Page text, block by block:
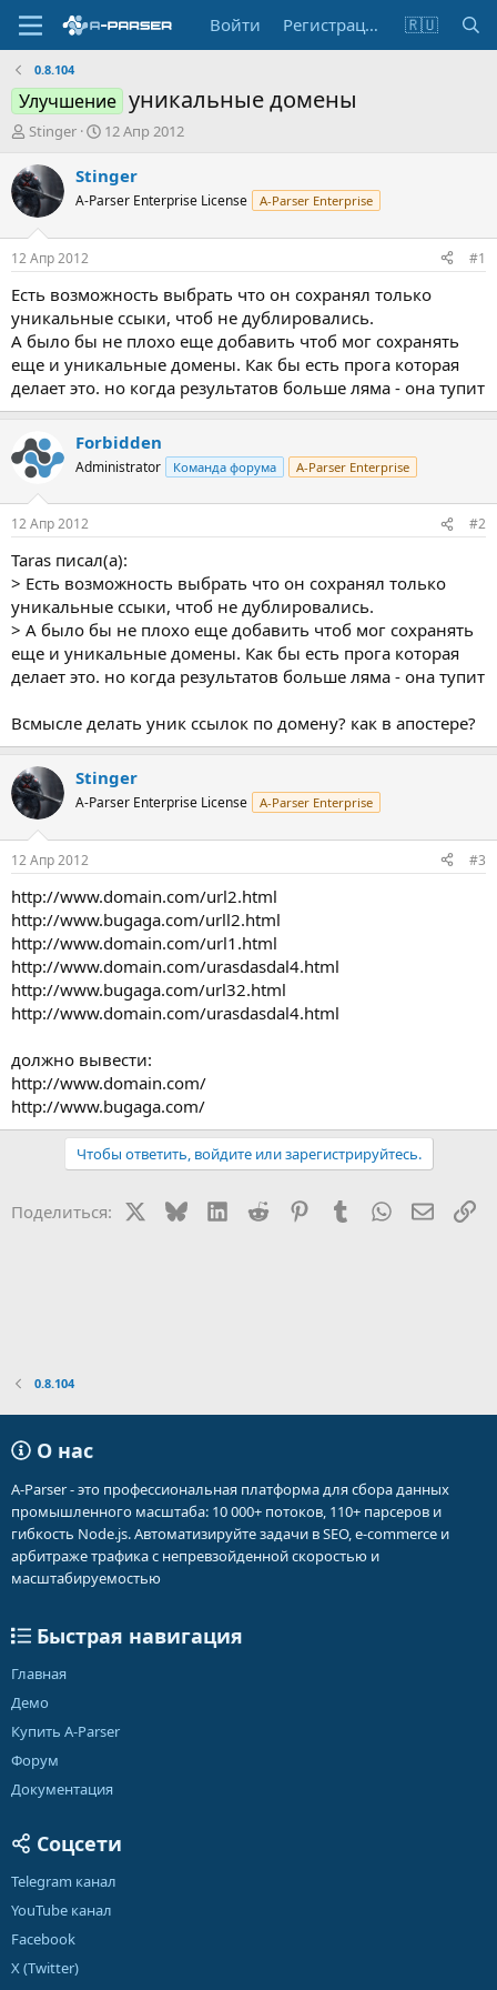
Войти Регистрация 🇷🇺
0.8.104
Улучшение уникальные домены
А
т
о
р
т
е
м
ы
Stinger
Д
т
а
н
а
л
12 Апр 2012
Stinger
A-Parser Enterprise License A-Parser Enterprise
12 Апр 2012 #1
Есть возможность выбрать что он сохранял только
уникальные ссыки, чтоб не дублировались.
А было бы не плохо еще добавить чтоб мог сохранять
еще и уникальные домены. Как бы есть прога которая
делает это. но когда результатов больше ляма - она тупит
Forbidden
Administrator Команда форума A-Parser Enterprise
12 Апр 2012 #2
Taras писал(а):
> Есть возможность выбрать что он сохранял только
уникальные ссыки, чтоб не дублировались.
> А было бы не плохо еще добавить чтоб мог сохранять
еще и уникальные домены. Как бы есть прога которая
делает это. но когда результатов больше ляма - она тупит
Всмысле делать уник ссылок по домену? как в апостере?
Stinger
A-Parser Enterprise License A-Parser Enterprise
12 Апр 2012 #3
http://www.domain.com/url2.html
http://www.bugaga.com/urll2.html
http://www.domain.com/url1.html
http://www.domain.com/urasdasdal4.html
http://www.bugaga.com/url32.html
http://www.domain.com/urasdasdal4.html
должно вывести:
http://www.domain.com/
http://www.bugaga.com/
Чтобы ответить, войдите или зарегистрируйтесь.
Поделиться: BlueskyLinkedIn
Reddit PinterestTumblr WhatsApp
0.8.104
О нас
A-Parser - это профессиональная платформа для сбора данных
промышленного масштаба: 10 000+ потоков, 110+ парсеров и
гибкость Node.js. Автоматизируйте задачи в SEO, e-commerce и
арбитраже трафика с непревзойденной скоростью и
масштабируемостью
Быстрая навигация
Главная
Демо
Купить A-Parser
Форум
Документация
Соцсети
Telegram канал
YouTube канал
Facebook
X (Twitter)